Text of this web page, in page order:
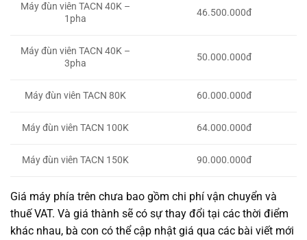
Máy đùn viên TACN 40K –
1pha
46.500.000đ
Máy đùn viên TACN 40K –
3pha
50.000.000đ
Máy đùn viên TACN 80K 60.000.000đ
Máy đùn viên TACN 100K 64.000.000đ
Máy đùn viên TACN 150K 90.000.000đ
Giá máy phía trên chưa bao gồm chi phí vận chuyển và
thuế VAT. Và giá thành sẽ có sự thay đổi tại các thời điểm
khác nhau, bà con có thể cập nhật giá qua các bài viết mới